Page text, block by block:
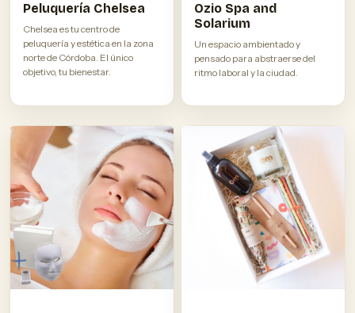
Peluquería Chelsea
Chelsea es tu centro de
peluquería y estética en la zona
norte de Córdoba. El único
objetivo, tu bienestar.
Ozio Spa and
Solarium
Un espacio ambientado y
pensado para abstraerse del
ritmo laboral y la ciudad.